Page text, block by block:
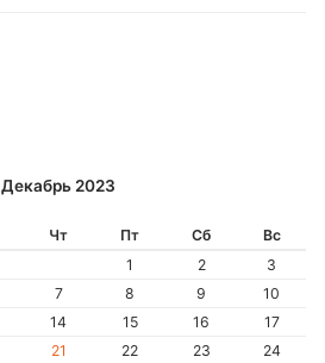
Декабрь 2023
Чт Пт Сб
Вс
1
2
3
7 8 9
10
14 15 16
17
21 22 23
24